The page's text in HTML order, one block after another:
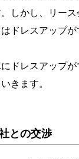
しかし、リー
ドレスアップが
ドレスアップ
きます。
との交渉